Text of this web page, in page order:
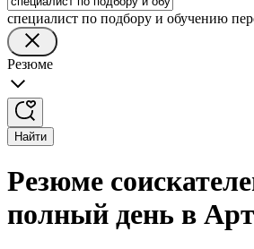
специалист по подбору и обучению
Резюме
Найти
Резюме
полный день в